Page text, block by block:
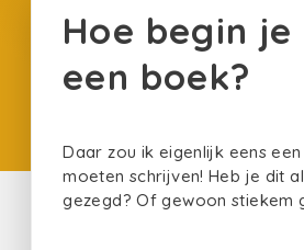
Hoe begin je
een boek?
Daar zou ik eigenlijk eens
moeten schrijven! Heb je dit
gezegd? Of gewoon stiekem